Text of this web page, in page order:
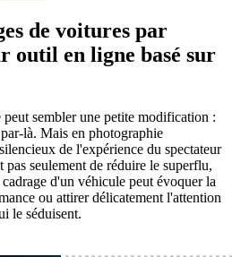
de voitures par
outil en ligne basé sur
sembler une petite modification :
là. Mais en photographie
de l'expérience du spectateur
seulement de réduire le superflu,
d'un véhicule peut évoquer la
ou attirer délicatement l'attention
le séduisent.